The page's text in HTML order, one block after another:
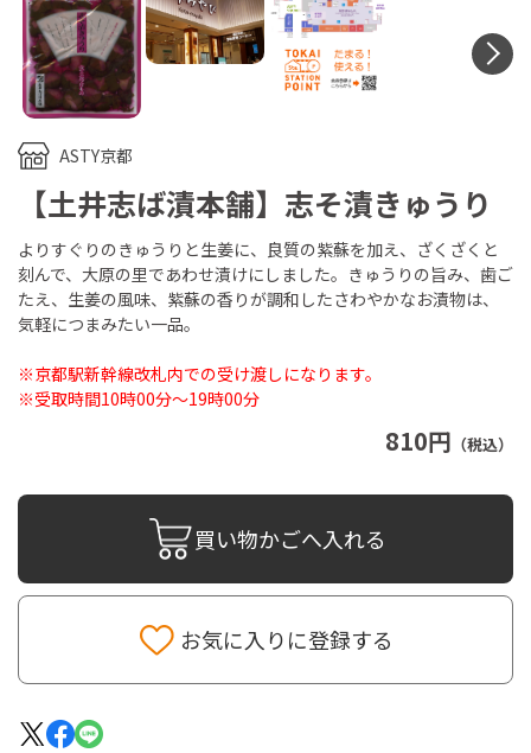
ASTY京都
【土井志ば漬本舗】志そ漬きゅうり
810円 （税込）
よりすぐりのきゅうりと生姜に、良質の紫蘇を加え、ざくざくと
刻んで、大原の里であわせ漬けにしました。きゅうりの旨み、歯ご
たえ、生姜の風味、紫蘇の香りが調和したさわやかなお漬物は、
気軽につまみたい一品。
※京都駅新幹線改札内での受け渡しになります。
※受取時間10時00分～19時00分
買い物かごへ入れる
お気に入りに登録する